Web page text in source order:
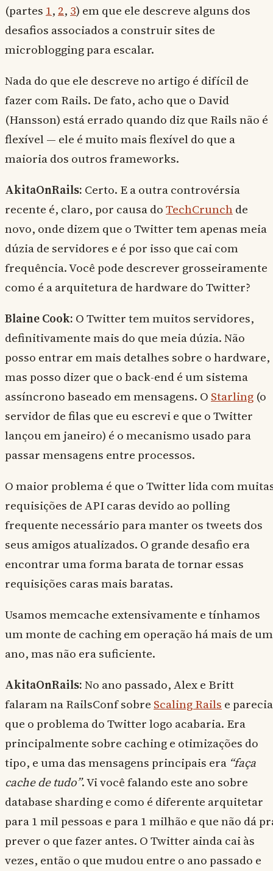
(partes 1, 2, 3) em que ele descreve alguns dos
desafios associados a construir sites de
microblogging para escalar.
Nada do que ele descreve no artigo é difícil de
fazer com Rails. De fato, acho que o David
(Hansson) está errado quando diz que Rails não é
flexível — ele é muito mais flexível do que a
maioria dos outros frameworks.
AkitaOnRails: Certo. E a outra controvérsia
recente é, claro, por causa doTechCrunchde
novo, onde dizem que o Twitter tem apenas meia
dúzia de servidores e é por isso que cai com
frequência. Você pode descrever grosseiramente
como é a arquitetura de hardware do Twitter?
Blaine Cook: O Twitter tem muitos servidores,
definitivamente mais do que meia dúzia. Não
posso entrar em mais detalhes sobre o hardware,
mas posso dizer que o back-end é um sistema
assíncrono baseado em mensagens. O Starling (o
servidor de filas que eu escrevi e que o Twitter
lançou em janeiro) é o mecanismo usado para
passar mensagens entre processos.
O maior problema é que o Twitter lida com
requisições de API caras devido ao polling
frequente necessário para manter os tweets dos
seus amigos atualizados. O grande desafio era
encontrar uma forma barata de tornar essas
requisições caras mais baratas.
Usamos memcache extensivamente e tínhamos
um monte de caching em operação há mais de um
ano, mas não era suficiente.
AkitaOnRails:No ano passado, Alex e Britt
falaram na RailsConf sobre Scaling Rails e parecia
que o problema do Twitter logo acabaria. Era
principalmente sobre caching e otimizações do
tipo, e uma das mensagens principais era “faça
cache de tudo”. Vi você falando este ano sobre
database sharding e como é diferente arquitetar
para 1 mil pessoas e para 1 milhão e que não dá
prever o que fazer antes. O Twitter ainda cai às
vezes, então o que mudou entre o ano passado e